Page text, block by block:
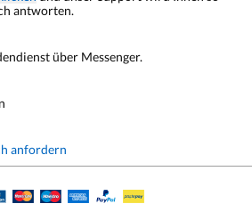
antworten.
über Messenger.
anfordern